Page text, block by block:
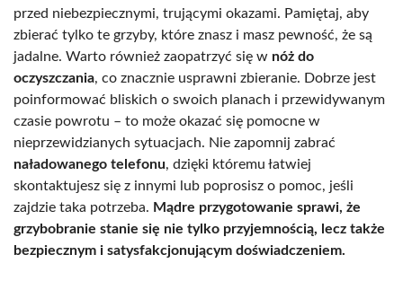
przed niebezpiecznymi, trującymi okazami. Pamiętaj, aby
zbierać tylko te grzyby, które znasz i masz pewność, że są
jadalne. Warto również zaopatrzyć się w nóż do
oczyszczania, co znacznie usprawni zbieranie. Dobrze jest
poinformować bliskich o swoich planach i przewidywanym
czasie powrotu – to może okazać się pomocne w
nieprzewidzianych sytuacjach. Nie zapomnij zabrać
naładowanego telefonu, dzięki któremu łatwiej
skontaktujesz się z innymi lub poprosisz o pomoc, jeśli
zajdzie taka potrzeba. Mądre przygotowanie sprawi, że
grzybobranie stanie się nie tylko przyjemnością, lecz także
bezpiecznym i satysfakcjonującym doświadczeniem.